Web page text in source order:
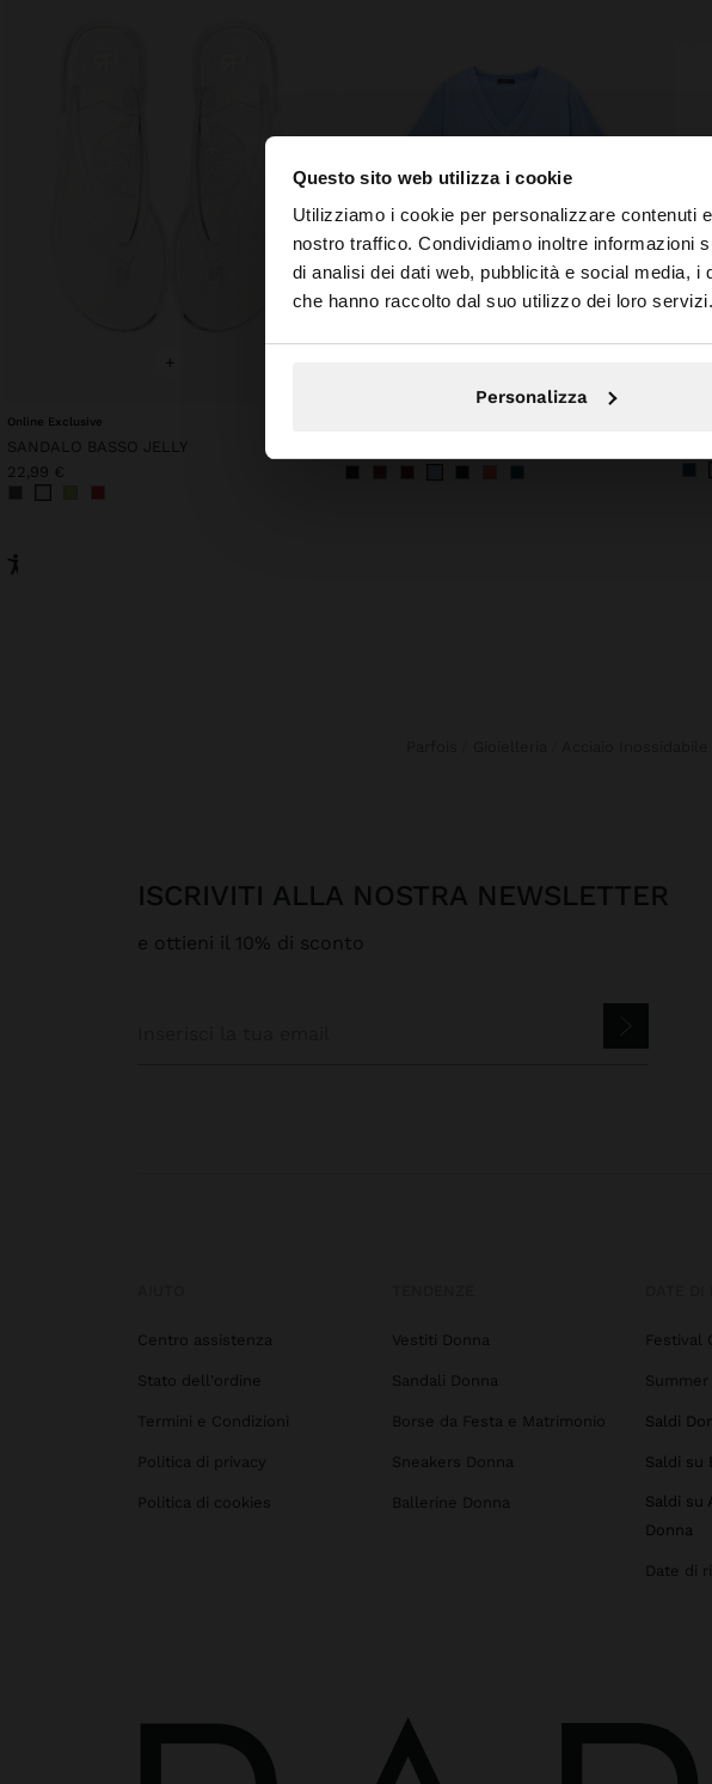
Questo sito web utilizza i cookie
Utilizziamo i cookie per personalizzare contenuti
nostro traffico. Condividiamo inoltre informazioni
di analisi dei dati web, pubblicità e social media,
che hanno raccolto dal suo utilizzo dei loro servizi.
Personalizza
ciao
Stai accedendo al sito da Italia. Vuoi
+
Online Exclusive
SANDALO BASSO JELLY
22,99 €
ISCRIVITI ALLA NOSTRA NEWSLETTER
e ottieni il 10% di sconto
Centro assistenza
Stato dell'ordine
Termini e Condizioni
Politica di privacy
Politica di cookies
Vestiti Donna
Sandali Donna
Borse da Festa e Matrimonio
Sneakers Donna
Ballerine Donna
Festival
Saldi
Saldi su
Saldi su
Donna
Date di